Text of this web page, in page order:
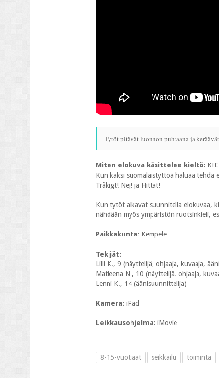
Tytöt pitävät luonnon puhtaana ja
Miten elokuva käsittelee kieltä:
Kun kaksi suomalaistyttöä haluaa tehdä
Tråkigt! Nej! ja Hittat!
Kun tytöt alkavat suunnitella elokuvaa,
nähdään myös ympäristön ruotsinkieli,
Paikkakunta: Kempele
Tekijät:
Lilli K., 9 (näyttelijä, ohjaaja, kuvaaja,
Matleena N., 10 (näyttelijä, ohjaaja,
Lenni K., 14 (äänisuunnittelija)
Kamera: iPad
Leikkausohjelma: iMovie
8-15-vuotiaat seikkailu toiminta